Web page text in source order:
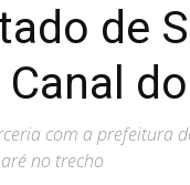
de
Canal
com a prefeitura
no trecho